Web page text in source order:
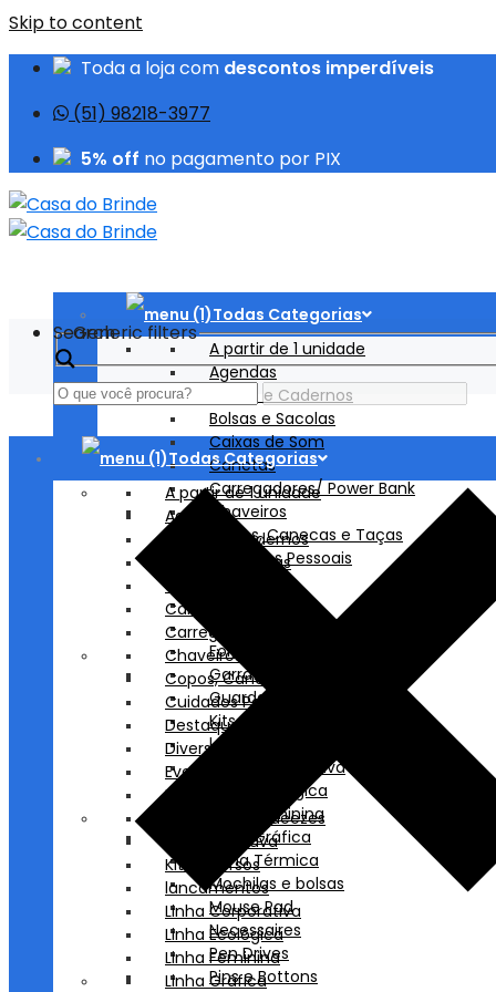
Skip to content
Toda a loja com descontos imperdíveis
(51) 98218-3977
5% off no pagamento por PIX
Todas Categorias
A partir de 1 unidade
Agendas
Blocos e Cadernos
Bolsas e Sacolas
Caixas de Som
Canetas
Carregadores/ Power Bank
Chaveiros
Copos, Canecas e Taças
Cuidados Pessoais
Destaques
Fones de Ouvido
Garrafas e Squeezes
Guarda Chuva
Kits Diversos
lancamentos
Linha Corporativa
Linha Ecológica
Linha Feminina
Linha Gráfica
Linha Térmica
Mochilas e bolsas
Mouse Pad
Necessaires
Pen Drives
Pins e Bottons
Search
Generic filters
Todas Categorias
A partir de 1 unidade
Agendas
Blocos e Cadernos
Bolsas e Sacolas
Caixas de Som
Canetas
Carregadores/ Power Bank
Chaveiros
Copos, Canecas e Taças
Cuidados Pessoais
Destaques
Diversos
Eventos
Fones de Ouvido
Garrafas e Squeezes
Guarda Chuva
Kits Diversos
lancamentos
Linha Corporativa
Linha Ecológica
Linha Feminina
Linha Gráfica